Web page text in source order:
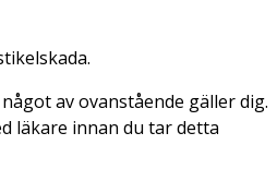
av ovanstående gäller dig.
läkare innan du tar detta